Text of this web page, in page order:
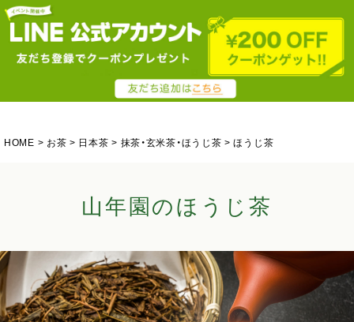
HOME お茶 日本茶 抹茶・玄米茶・ほうじ茶 ほうじ茶
山年園のほうじ茶